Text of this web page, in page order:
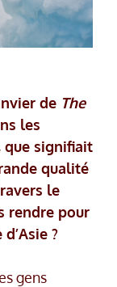
de The
les
que signifiait
qualité
le
rendre pour
?
gens